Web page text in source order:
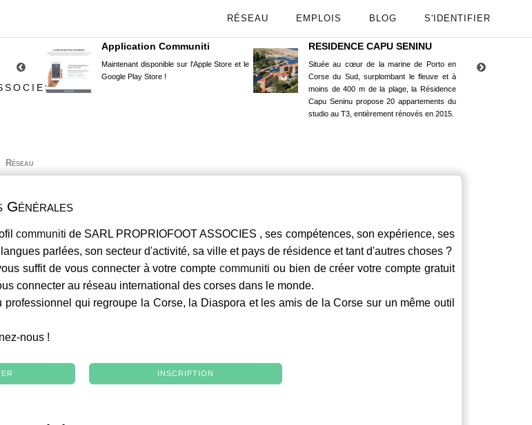
RÉSEAU EMPLOIS BLOG S'IDENTIFIER
Application Communiti
Maintenant disponible sur l'Apple Store et le
Google Play Store !
RESIDENCE CAPU SENINU
Située au cœur de la marine de Porto en
Corse du Sud, surplombant le fleuve et à
moins de 400 m de la plage, la Résidence
Capu Seninu propose 20 appartements du
studio au T3, entièrement rénovés en 2015.
Réseau
Générales
communiti de SARL PROPRIOFOOT ASSOCIES , ses compétences, son expérience, ses
parlées, son secteur d'activité, sa ville et pays de résidence et tant d'autres choses ?
suffit de vous connecter à votre comptecommuniti ou bien de créer votre compte gratuit
connecter au réseau international des corses dans le monde.
professionnel qui regroupe la Corse, la Diaspora et les amis de la Corse sur un même outil
nous !
INSCRIPTION